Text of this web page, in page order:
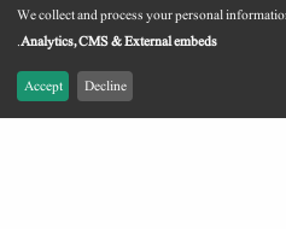
قانونی معلومات
We collect and process your personal
Analytics, CMS & External embeds
.
Decline
Accept